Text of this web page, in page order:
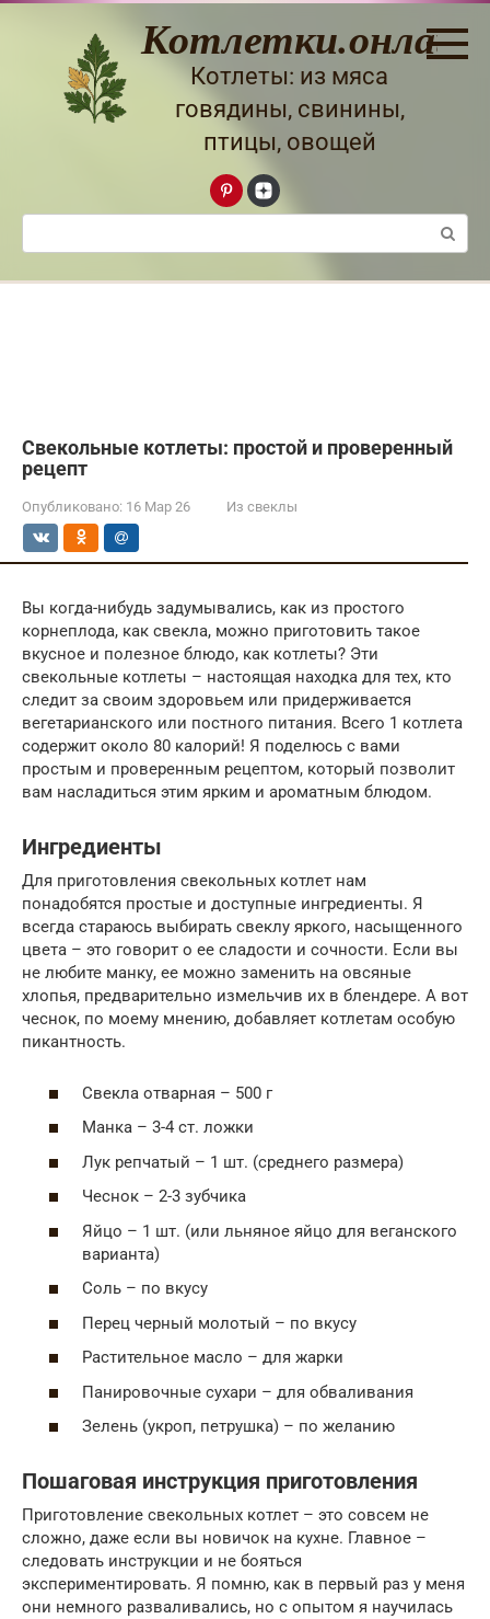
Перейти
Котлетки.онлайн
Котлеты: из мяса
говядины, свинины,
птицы, овощей
Поиск:
Свекольные котлеты: простой и проверенный
рецепт
Опубликовано: 16 Мар 26 Из свеклы
Вы когда-нибудь задумывались, как из простого
корнеплода, как свекла, можно приготовить такое
вкусное и полезное блюдо, как котлеты? Эти
свекольные котлеты – настоящая находка для тех, кто
следит за своим здоровьем или придерживается
вегетарианского или постного питания. Всего 1 котлета
содержит около 80 калорий! Я поделюсь с вами
простым и проверенным рецептом, который позволит
вам насладиться этим ярким и ароматным блюдом.
Ингредиенты
Для приготовления свекольных котлет нам
понадобятся простые и доступные ингредиенты. Я
всегда стараюсь выбирать свеклу яркого, насыщенного
цвета – это говорит о ее сладости и сочности. Если вы
не любите манку, ее можно заменить на овсяные
хлопья, предварительно измельчив их в блендере. А вот
чеснок, по моему мнению, добавляет котлетам особую
пикантность.
Свекла отварная – 500 г
Манка – 3-4 ст. ложки
Лук репчатый – 1 шт. (среднего размера)
Чеснок – 2-3 зубчика
Яйцо – 1 шт. (или льняное яйцо для веганского
варианта)
Соль – по вкусу
Перец черный молотый – по вкусу
Растительное масло – для жарки
Панировочные сухари – для обваливания
Зелень (укроп, петрушка) – по желанию
Пошаговая инструкция приготовления
Приготовление свекольных котлет – это совсем не
сложно, даже если вы новичок на кухне. Главное –
следовать инструкции и не бояться
экспериментировать. Я помню, как в первый раз у меня
они немного разваливались, но с опытом я научилась